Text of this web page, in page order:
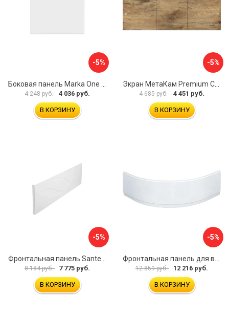
-5%
Боковая панель Marka One Flat 80 MG L 02бфл80мгл
4 248 руб. 4 036 руб.
В КОРЗИНУ
-5%
Экран МетаКам Premium Collection 4650208860133
4 685 руб. 4 451 руб.
В КОРЗИНУ
-5%
8 184 руб. 7 775 руб.
В КОРЗИНУ
-5%
12 859 руб. 12 216 руб.
В КОРЗИНУ